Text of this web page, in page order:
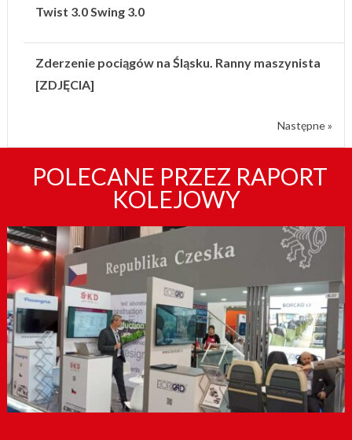
Twist 3.0 Swing 3.0
Zderzenie pociągów na Śląsku. Ranny maszynista
[ZDJĘCIA]
Następne »
POLECANE PRZEZ RAPORT
KOLEJOWY